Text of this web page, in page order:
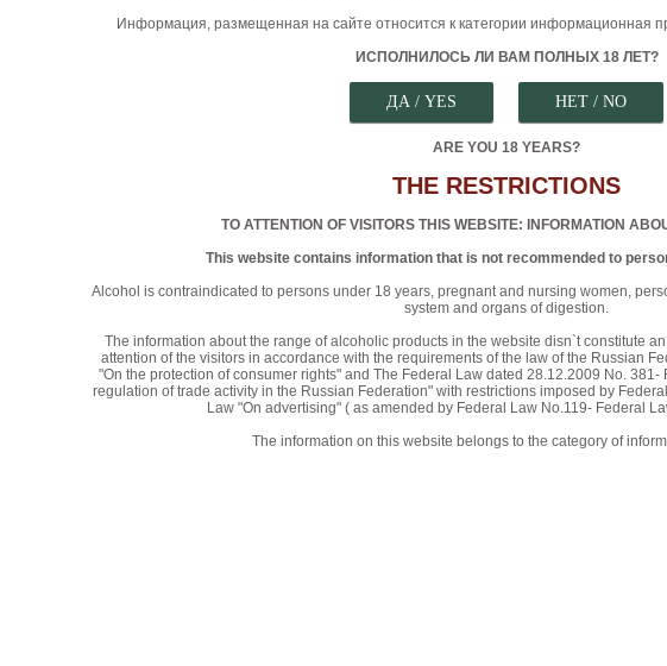
Информация, размещенная на сайте относится к категории информационная
ИСПОЛНИЛОСЬ ЛИ ВАМ ПОЛНЫХ 18 ЛЕТ?
ARE YOU 18 YEARS?
THE RESTRICTIONS
TO ATTENTION OF VISITORS THIS WEBSITE: INFORMATION
This website contains information that is not recommended to
Alcohol is contraindicated to persons under 18 years, pregnant and nursing women,
system and organs of digestion.
The information about the range of alcoholic products in the website disn`t constitute
attention of the visitors in accordance with the requirements of the law of the Russian
"On the protection of consumer rights" and The Federal Law dated 28.12.2009 No. 381-
regulation of trade activity in the Russian Federation" with restrictions imposed by
Law "On advertising" ( as amended by Federal Law No.119- Federal
The information on this website belongs to the category of